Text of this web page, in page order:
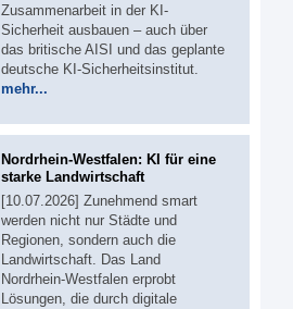
Zusammenarbeit in der KI-
Sicherheit ausbauen – auch über
das britische AISI und das geplante
deutsche KI-Sicherheitsinstitut.
mehr...
Nordrhein-Westfalen: KI für eine
starke Landwirtschaft
[10.07.2026] Zunehmend smart
werden nicht nur Städte und
Regionen, sondern auch die
Landwirtschaft. Das Land
Nordrhein-Westfalen erprobt
Lösungen, die durch digitale